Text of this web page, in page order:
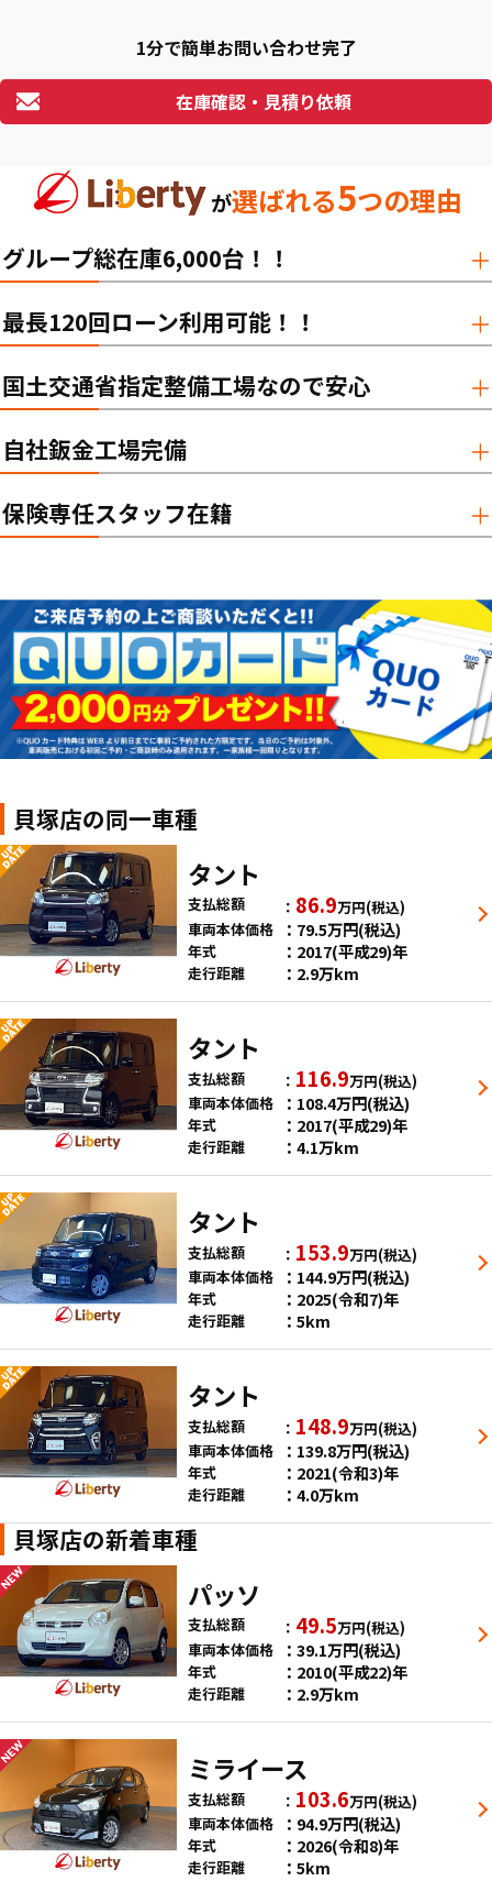
1分で簡単お問い合わせ完了
在庫確認・見積り依頼
が選ばれる5つの理由
グループ総在庫6,000台！！
最長120回ローン利用可能！！
国土交通省指定整備工場なので安心
自社鈑金工場完備
保険専任スタッフ在籍
貝塚店の同一車種
タント
支払総額 86.9万円(税込)
車両本体価格
79.5万円(税込)
年式 2017(平成29)年
走行距離 2.9万km
タント
支払総額 116.9万円(税込)
車両本体価格
108.4万円(税込)
年式 2017(平成29)年
走行距離 4.1万km
タント
支払総額 153.9万円(税込)
車両本体価格
144.9万円(税込)
年式 2025(令和7)年
走行距離 5km
タント
支払総額 148.9万円(税込)
車両本体価格
139.8万円(税込)
年式 2021(令和3)年
走行距離 4.0万km
貝塚店の新着車種
パッソ
支払総額 49.5万円(税込)
車両本体価格
39.1万円(税込)
年式 2010(平成22)年
走行距離 2.9万km
ミライース
支払総額 103.6万円(税込)
車両本体価格
94.9万円(税込)
年式 2026(令和8)年
走行距離 5km